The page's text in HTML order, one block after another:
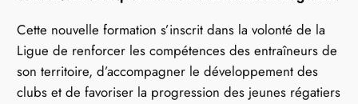
Cette nouvelle formation s’inscrit dans la volonté de la
Ligue de renforcer les compétences des entraîneurs de
son territoire, d’accompagner le développement des
clubs et de favoriser la progression des jeunes régatiers